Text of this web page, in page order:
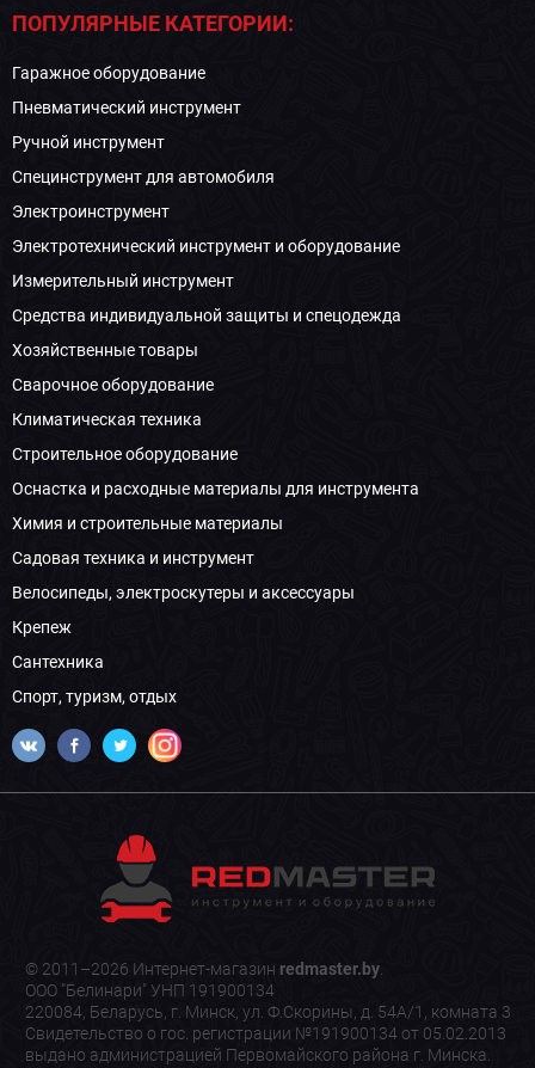
ПОПУЛЯРНЫЕ КАТЕГОРИИ:
Гаражное оборудование
Пневматический инструмент
Ручной инструмент
Специнструмент для автомобиля
Электроинструмент
Электротехнический инструмент и оборудование
Измерительный инструмент
Средства индивидуальной защиты и спецодежда
Хозяйственные товары
Сварочное оборудование
Климатическая техника
Строительное оборудование
Оснастка и расходные материалы для инструмента
Химия и строительные материалы
Садовая техника и инструмент
Велосипеды, электроскутеры и аксессуары
Крепеж
Сантехника
Спорт, туризм, отдых
© 2011–2026 Интернет-магазин redmaster.by.
ООО "Белинари" УНП 191900134
220084, Беларусь, г. Минск, ул. Ф.Скорины, д. 54А/1, комната 3
Свидетельство о гос. регистрации №191900134 от 05.02.2013
выдано администрацией Первомайского района г. Минска.